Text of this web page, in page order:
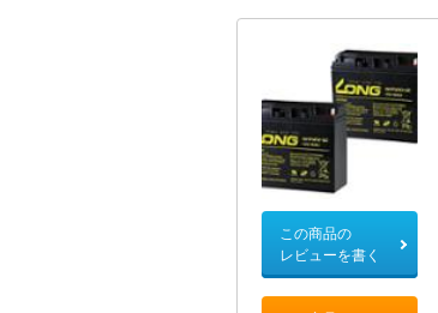
この商品の
レビューを書く